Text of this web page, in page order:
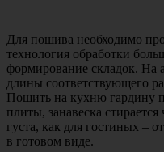
Для пошива необходимо
технология обработки
формирование складок. На
длины соответствующего
Пошить на кухню гардину
плиты, занавеска
густа, как для гостиных –
в готовом виде.